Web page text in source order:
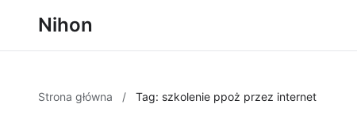
Nihon
Strona główna / Tag: szkolenie ppoż przez internet